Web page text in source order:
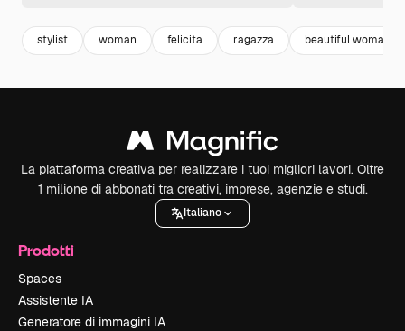
stylist woman felicita ragazza beautiful woman
La piattaforma creativa per realizzare i tuoi migliori lavori. Oltre
1 milione di abbonati tra creativi, imprese, agenzie e studi.
Italiano
Prodotti
Spaces
Assistente IA
Generatore di immagini IA